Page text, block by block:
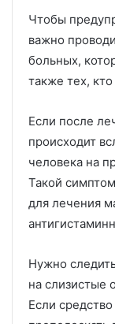
Чтобы
важно
больных,
также тех,
Если после
происходит
человека на
Такой
для лечения
Нужно
на слизистые
Если